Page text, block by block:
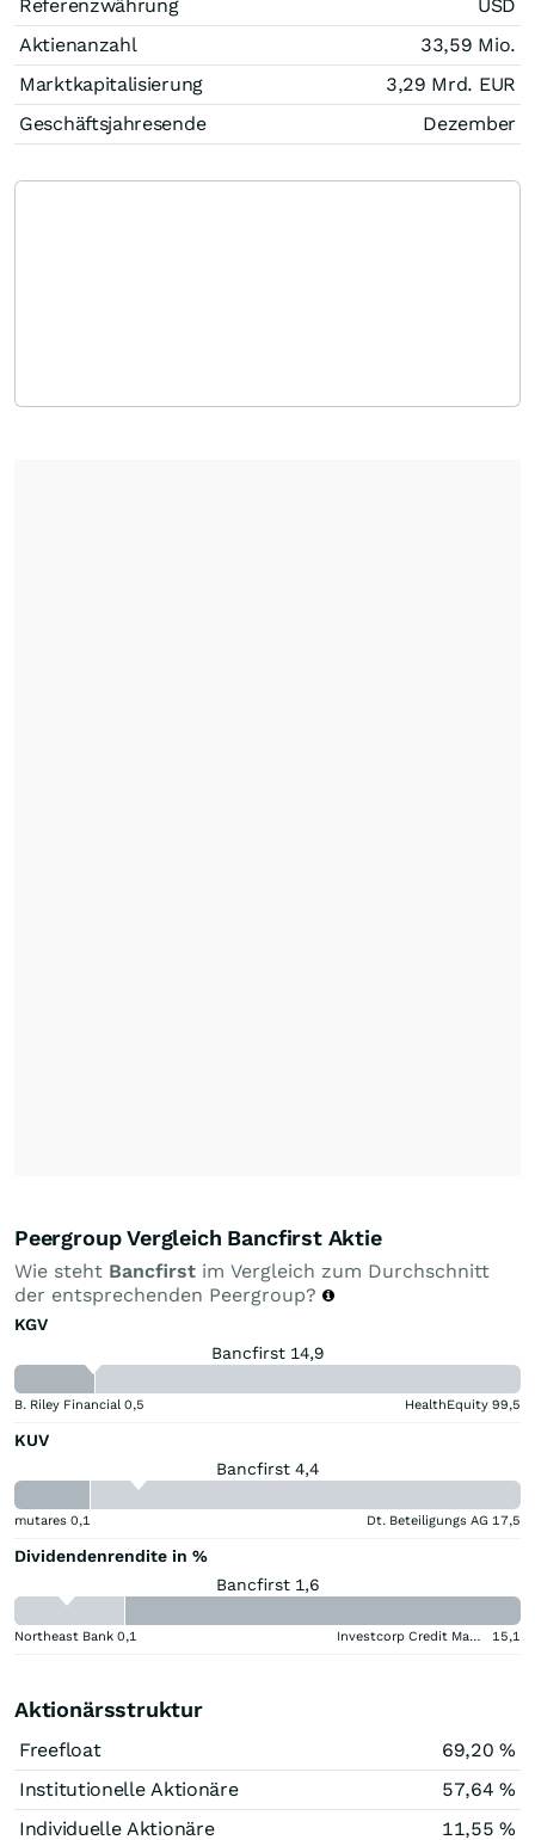
Referenzwährung
USD
Aktienanzahl
33,59 Mio.
Marktkapitalisierung
3,29 Mrd. EUR
Geschäftsjahresende
Dezember
Peergroup Vergleich Bancfirst Aktie
Wie steht Bancfirst im Vergleich zum Durchschnitt
der entsprechenden Peergroup?
KGV
Bancfirst 14,9
B. Riley Financial 0,5 HealthEquity 99,5
KUV
Bancfirst 4,4
mutares 0,1 Dt. Beteiligungs AG 17,5
Dividendenrendite in %
Bancfirst 1,6
Northeast Bank 0,1 Investcorp Credit Management BDC 15,1
Aktionärsstruktur
Freefloat
69,20 %
Institutionelle Aktionäre
57,64 %
Individuelle Aktionäre
11,55 %